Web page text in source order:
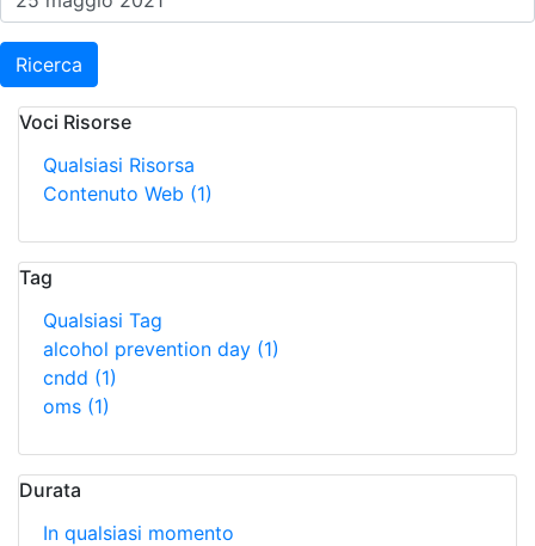
Ricerca
Voci Risorse
Qualsiasi Risorsa
Contenuto Web (1)
Tag
Qualsiasi Tag
alcohol prevention day (1)
cndd (1)
oms (1)
Durata
In qualsiasi momento